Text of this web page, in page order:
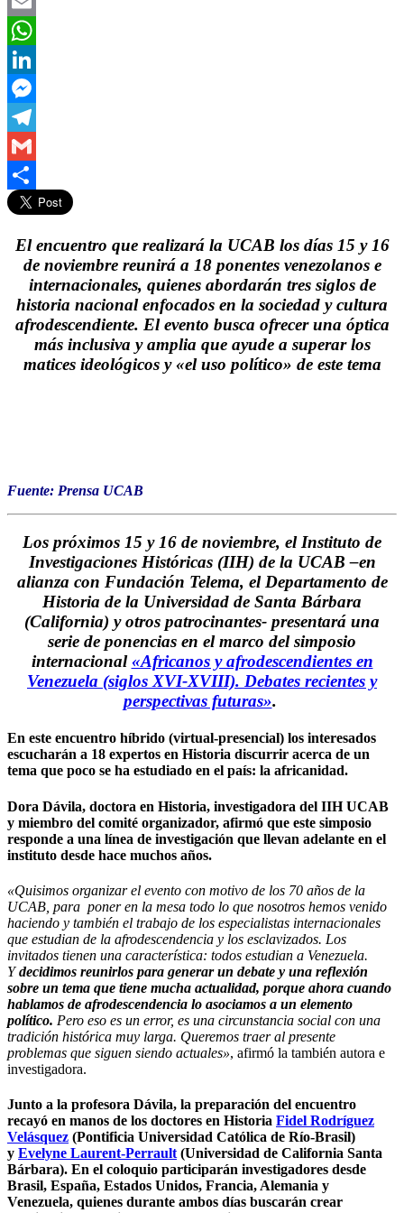
Email
WhatsApp
LinkedIn
Messenger
Telegram
Gmail
Compartir
El encuentro que realizará la UCAB los días 15 y 16
de noviembre reunirá a 18 ponentes venezolanos e
internacionales, quienes abordarán tres siglos de
historia nacional enfocados en la sociedad y cultura
afrodescendiente. El evento busca ofrecer una óptica
más inclusiva y amplia que ayude a superar los
matices ideológicos y «el uso político» de este tema
Fuente: Prensa UCAB
Los próximos 15 y 16 de noviembre, el Instituto de
Investigaciones Históricas (IIH) de la UCAB –en
alianza con Fundación Telema, el Departamento de
Historia de la Universidad de Santa Bárbara
(California) y otros patrocinantes- presentará una
serie de ponencias en el marco delsimposio
internacional «Africanos y afrodescendientes en
Venezuela (siglos XVI-XVIII). Debates recientes y
perspectivas futuras».
En este encuentro híbrido (virtual-presencial) los interesados
escucharán a 18 expertos en Historia discurrir acerca de un
tema que poco se ha estudiado en el país: la africanidad.
Dora Dávila, doctora en Historia, investigadora del IIH UCAB
y miembro del comité organizador, afirmó que este simposio
responde a una línea de investigación que llevan adelante en el
instituto desde hace muchos años.
«Quisimos organizar el evento con motivo de los 70 años de la
UCAB, para poner en la mesa todo lo que nosotros hemos venido
haciendo y también el trabajo de los especialistas internacionales
que estudian de la afrodescendencia y los esclavizados. Los
invitados tienen una característica: todos estudian a Venezuela.
Ydecidimos reunirlos para generar un debate y una reflexión
sobre un tema que tiene mucha actualidad, porque ahora cuando
hablamos de afrodescendencia lo asociamos a un elemento
político. Pero eso es un error, es una circunstancia social con una
tradición histórica muy larga. Queremos traer al presente
problemas que siguen siendo actuales», afirmó la también autora e
investigadora.
Junto a la profesora Dávila, la preparación del encuentro
recayó en manos de los doctores en Historia Fidel Rodríguez
Velásquez (Pontificia Universidad Católica de Río-Brasil)
y Evelyne Laurent-Perrault (Universidad de California Santa
Bárbara). En el coloquio participarán investigadores desde
Brasil, España, Estados Unidos, Francia, Alemania y
Venezuela, quienes durante ambos días buscarán crear